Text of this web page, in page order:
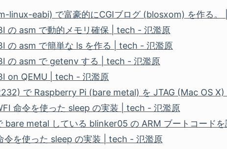
linux-eabi) で富豪的にCGIブログ (blosxom) を作る
の asm で動的メモリ確保 | tech - 氾濫原
の asm で簡単な ls を作る | tech - 氾濫原
の asm で getenv する | tech - 氾濫原
on QEMU | tech - 氾濫原
で Raspberry Pi (bare metal) を JTAG (Mac OS
命令を使った sleep の実装 | tech - 氾濫原
bare metal している blinker05 の ARM ブートコード
令を使った sleep の実装 | tech - 氾濫原